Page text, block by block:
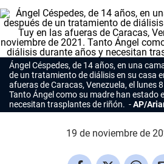
Ángel Céspedes, de 14 años, en una
de un tratamiento de diálisis en su casa
afueras de Caracas, Venezuela, el lunes
Tanto Ángel como su madre han estado
necesitan trasplantes de riñón.
AP/
19 de noviembre de